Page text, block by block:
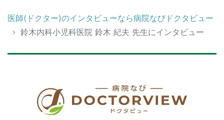
医師(ドクター)のインタビューなら病院なびドクタビュー
鈴木内科小児科医院 鈴木 紀夫 先生にインタビュー